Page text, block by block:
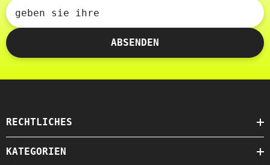
geben sie ihre
ABSENDEN
RECHTLICHES
KATEGORIEN